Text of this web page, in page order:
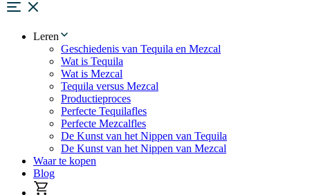
Leren
Geschiedenis van Tequila en Mezcal
Wat is Tequila
Wat is Mezcal
Tequila versus Mezcal
Productieproces
Perfecte Tequilafles
Perfecte Mezcalfles
De Kunst van het Nippen van Tequila
De Kunst van het Nippen van Mezcal
Waar te kopen
Blog